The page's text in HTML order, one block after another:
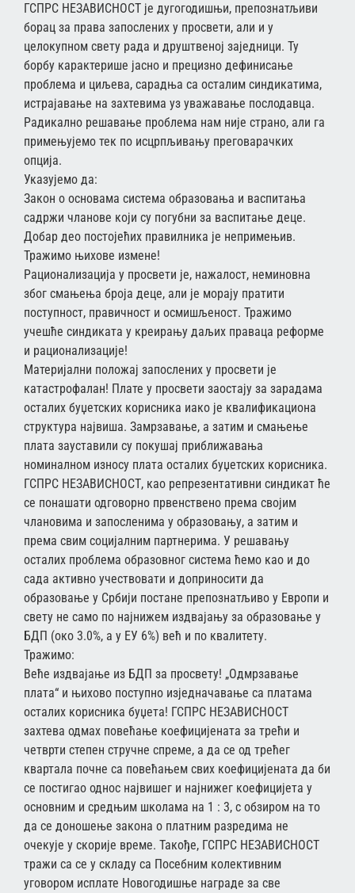
ГСПРС НЕЗАВИСНОСТ је дугогодишњи, препознатљиви
борац за права запослених у просвети, али и у
целокупном свету рада и друштвеној заједници. Ту
борбу карактерише јасно и прецизно дефинисање
проблема и циљева, сарадња са осталим синдикатима,
истрајавање на захтевима уз уважавање послодавца.
Радикално решавање проблема нам није страно, али га
примењујемо тек по исцрпљивању преговарачких
опција.
Указујемо да:
Закон о основама система образовања и васпитања
садржи чланове који су погубни за васпитање деце.
Добар део постојећих правилника је непримењив.
Тражимо њихове измене!
Рационализација у просвети је, нажалост, неминовна
због смањења броја деце, али је морају пратити
поступност, правичност и осмишљеност. Тражимо
учешће синдиката у креирању даљих праваца реформе
и рационализације!
Материјални положај запослених у просвети је
катастрофалан! Плате у просвети заостају за зарадама
осталих буџетских корисника иако је квалификациона
структура највиша. Замрзавање, а затим и смањење
плата зауставили су покушај приближавања
номиналном износу плата осталих буџетских корисника.
ГСПРС НЕЗАВИСНОСТ, као репрезентативни синдикат ће
се понашати одговорно првенствено према својим
члановима и запосленима у образовању, а затим и
према свим социјалним партнерима. У решавању
осталих проблема образовног система ћемо као и до
сада активно учествовати и доприносити да
образовање у Србији постане препознатљиво у Европи и
свету не само по најнижем издвајању за образовање у
БДП (око 3.0%, а у ЕУ 6%) већ и по квалитету.
Тражимо:
Веће издвајање из БДП за просвету! „Одмрзавање
плата“ и њихово поступно изједначавање са платама
осталих корисника буџета! ГСПРС НЕЗАВИСНОСТ
захтева одмах повећање коефицијената за трећи и
четврти степен стручне спреме, а да се од трећег
квартала почне са повећањем свих коефицијената да би
се постигао однос највишег и најнижег коефицијета у
основним и средњим школама на 1 : 3, с обзиром на то
да се доношење закона о платним разредима не
очекује у скорије време. Такође, ГСПРС НЕЗАВИСНОСТ
тражи са се у складу са Посебним колективним
уговором исплате Новогодишње награде за све